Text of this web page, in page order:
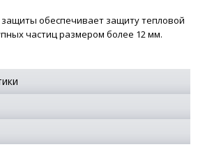
обеспечивает защиту тепловой
частиц размером более 12 мм.